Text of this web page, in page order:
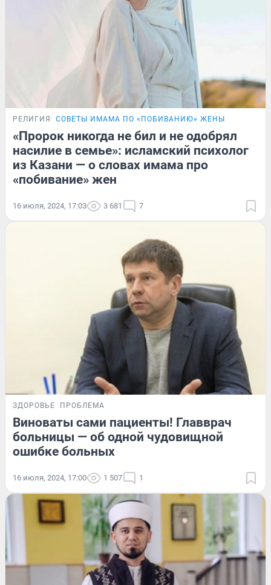
РЕЛИГИЯ СОВЕТЫ ИМАМА ПО «ПОБИВАНИЮ» ЖЕНЫ
«Пророк никогда не бил и не одобрял
насилие в семье»: исламский психолог
из Казани — о словах имама про
«побивание» жен
16 июля, 2024, 17:03 3 681 7
ЗДОРОВЬЕ ПРОБЛЕМА
Виноваты сами пациенты! Главврач
больницы — об одной чудовищной
ошибке больных
16 июля, 2024, 17:00 1 507 1